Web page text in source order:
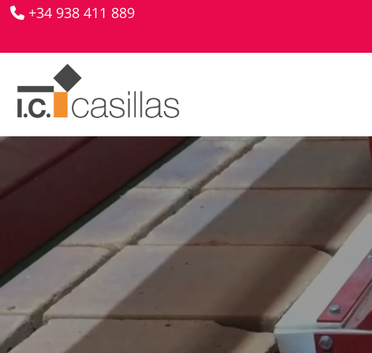
+34 938 411 889